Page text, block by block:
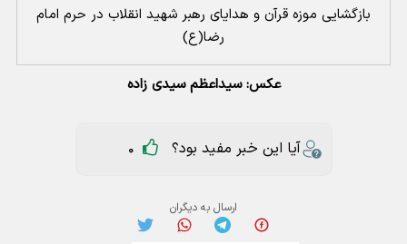
بازگشایی موزه قرآن و هدایای رهبر شهید انقلاب در حرم امام
رضا(ع)
عکس: سیداعظم سیدی زاده
آیا این خبر مفید بود؟ 0
ارسال به دیگران